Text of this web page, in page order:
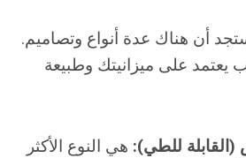
أن هناك عدة أنواع وتصاميم.
يعتمد على ميزانيتك وطبيعة
للطي): هي النوع الأكثر